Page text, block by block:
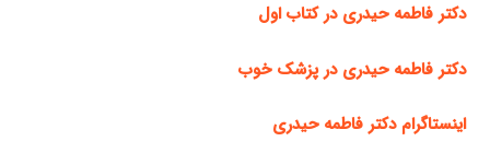
دکتر فاطمه حیدری در کتاب اول
دکتر فاطمه حیدری در پزشک خوب
اینستاگرام دکتر فاطمه حیدری